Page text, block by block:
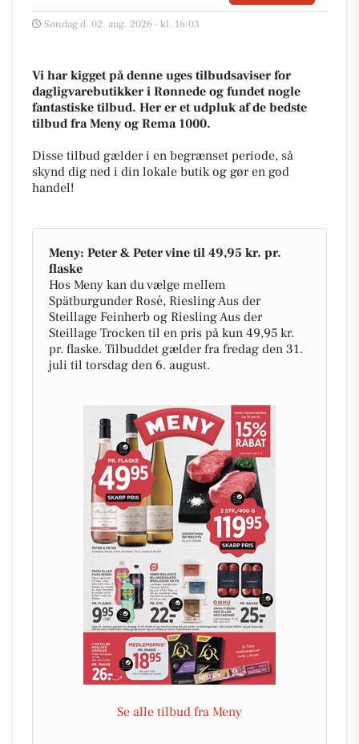
Søndag d. 02. aug. 2026 - kl. 16:03
Vi har kigget på denne uges tilbudsaviser for
dagligvarebutikker i Rønnede og fundet nogle
fantastiske tilbud. Her er et udpluk af de bedste
tilbud fra Meny og Rema 1000.
Disse tilbud gælder i en begrænset periode, så
skynd dig ned i din lokale butik og gør en god
handel!
Meny: Peter & Peter vine til 49,95 kr. pr.
flaske
Hos Meny kan du vælge mellem
Spätburgunder Rosé, Riesling Aus der
Steillage Feinherb og Riesling Aus der
Steillage Trocken til en pris på kun 49,95 kr.
pr. flaske. Tilbuddet gælder fra fredag den 31.
juli til torsdag den 6. august.
Se alle tilbud fra Meny